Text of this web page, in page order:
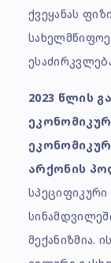
ქვეყანას
2023 წლის
არქონის
მექანიზმია.